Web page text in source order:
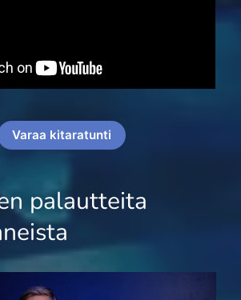
Varaa kitaratunti
palautteita